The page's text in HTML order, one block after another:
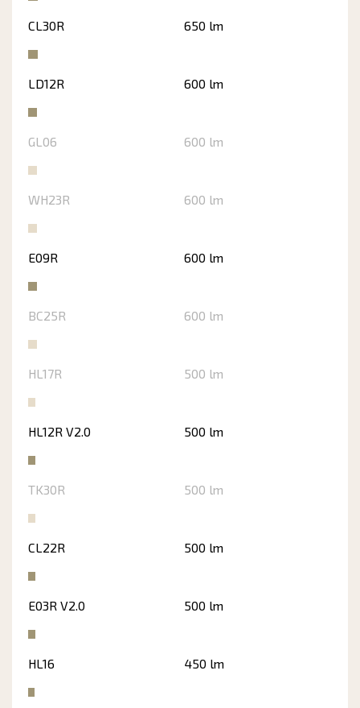
CL30R 650 lm
LD12R 600 lm
GL06 600 lm
WH23R 600 lm
E09R 600 lm
BC25R 600 lm
HL17R 500 lm
HL12R V2.0 500 lm
TK30R 500 lm
CL22R 500 lm
E03R V2.0 500 lm
HL16 450 lm